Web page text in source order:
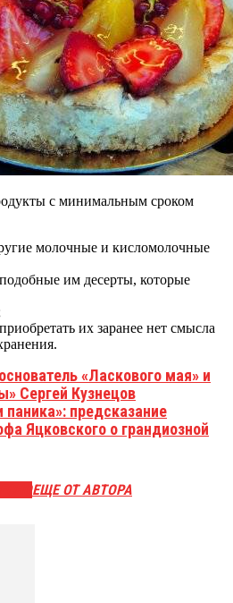
с минимальным сроком
молочные и кисломолочные
им десерты, которые
их заранее нет смысла
«Ласкового мая» и
Сергей Кузнецов
паника»: предсказание
Яцковского о грандиозной
ЕЩЕ ОТ АВТОРА